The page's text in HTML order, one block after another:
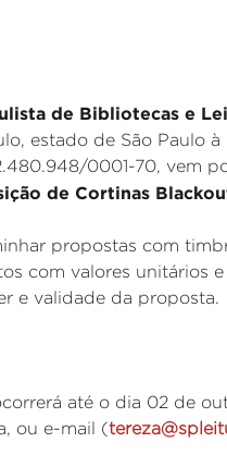
de Bibliotecas e
estado de São Paulo
0001-70, vem
de Cortinas
propostas com
com valores unitários
e validade da proposta.
até o dia 02 de
ou e-mail (